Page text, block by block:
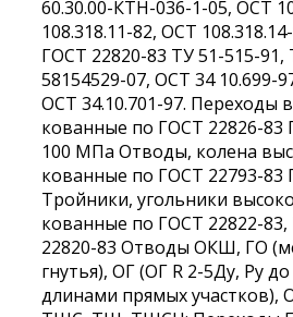
60.30.00-КТН-036-1-05, ОСТ
108.318.11-82, ОСТ
ГОСТ 22820-83 ТУ 51-515-91,
58154529-07, ОСТ 34 10.699-
ОСТ 34.10.701-97. Переходы
кованные по ГОСТ 22826-83
100 МПа Отводы, колена
кованные по ГОСТ 22793-83
Тройники, угольники
кованные по ГОСТ 22822-
22820-83 Отводы ОКШ, ГО
гнутья), ОГ (ОГ R 2-5Ду, Ру
длинами прямых участков),